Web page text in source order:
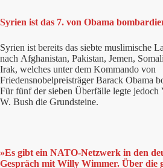
Syrien ist das 7. von Obama
Syrien ist bereits das siebte muslimische
nach Afghanistan, Pakistan, Jemen,
Irak, welches unter dem Kommando von
Friedensnobelpreisträger Barack Obama
Für fünf der sieben Überfälle legte jedoch
W. Bush die Grundsteine.
»Es gibt ein NATO-Netzwerk in den
Gespräch mit Willy Wimmer. Über die